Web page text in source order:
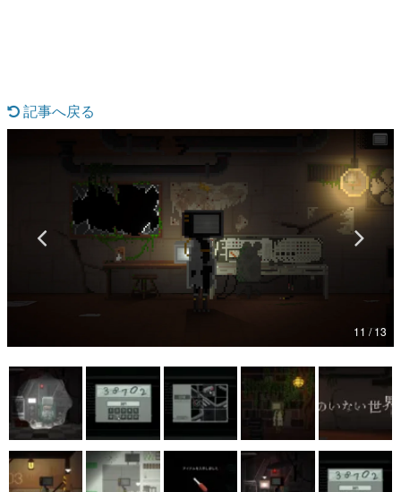
なんでゲームは面白い？
ゲーム開発者・hamatsu氏がゲームの魅力を画面や操作の
具体的な形から解き明かしていく、硬派で骨太な評論連載
ゲームが変えた日本語
「経験値」「裏技」「ラスボス」… ゲームにまつわる言葉
の起源や用法の変遷を、コンピューター文化史研究家・タ
イニーP氏が徹底調査。
カテゴリ
マンガ
女性向け
アプリレビュー
その他
記事へ戻る
11 / 13